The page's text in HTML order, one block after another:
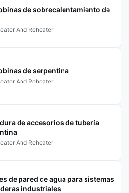
diseñado para
eléctricas. Este video cubre
de
de funcionamiento
para mejorar la
de sobrecalentamiento de
And Reheater
de serpentina
And Reheater
de accesorios de tubería
And Reheater
de pared de agua para sistemas
industriales